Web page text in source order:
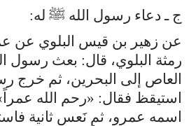
ج ـ دعاء رسول الله ﷺ له:
عن زهير بن قيس البلوي عن
رمثة البلوي، قال: بعث رسول
العاص إلى البحرين، ثم خرج
استيقظ فقال: «رحم الله
اسمه عمرو، ثم نَعس ثانية